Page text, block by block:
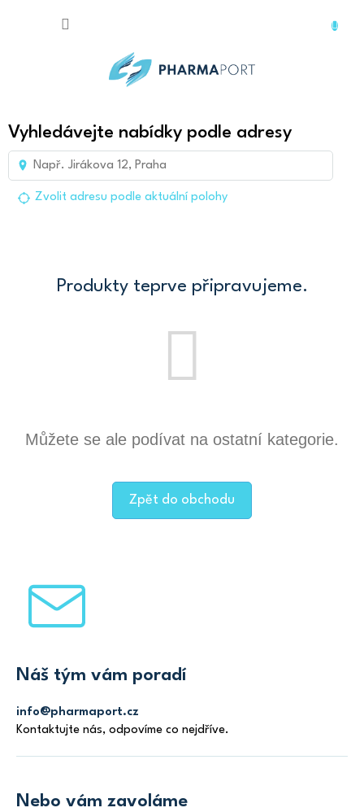
Produkty teprve připravujeme.
Můžete se ale podívat na ostatní kategorie.
Zpět do obchodu
Vyhledávejte nabídky podle adresy
Zvolit adresu podle aktuální polohy
Náš tým vám poradí
info@pharmaport.cz
Kontaktujte nás, odpovíme co nejdříve.
Nebo vám zavoláme